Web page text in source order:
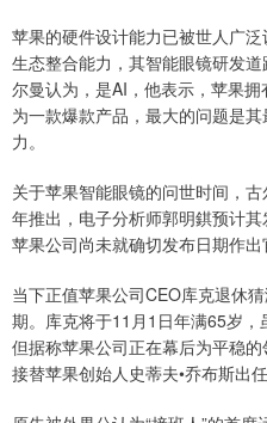
苹果的硬件设计能力已被世人广
生态整合能力，其智能眼镜研发
尔曼认为，是AI，他表示，苹果
为一款爆款产品，最大的问题是
力。
关于苹果智能眼镜的问世时间，
年推出，电子分析师郭明錤预计
苹果公司尚未就确切发布日期作出
当下正值苹果公司CEO库克退休
期。库克将于11月1日年满65岁，
但据称苹果公司正在幕后为平稳
接替苹果创始人史蒂夫•乔布斯出任